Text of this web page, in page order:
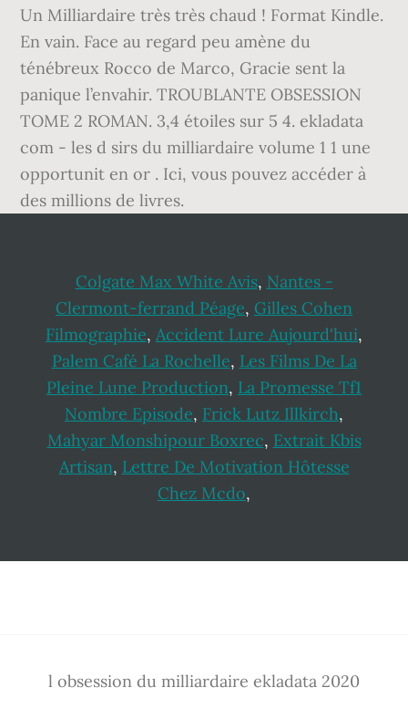
Un Milliardaire très très chaud ! Format Kindle.
En vain. Face au regard peu amène du
ténébreux Rocco de Marco, Gracie sent la
panique l’envahir. TROUBLANTE OBSESSION
TOME 2 ROMAN. 3,4 étoiles sur 5 4. ekladata
com - les d sirs du milliardaire volume 1 1 une
opportunit en or . Ici, vous pouvez accéder à
des millions de livres.
Colgate Max White Avis, Nantes -
Clermont-ferrand Péage, Gilles Cohen
Filmographie, Accident Lure Aujourd'hui,
Palem Café La Rochelle, Les Films De La
Pleine Lune Production, La Promesse Tf1
Nombre Episode, Frick Lutz Illkirch,
Mahyar Monshipour Boxrec, Extrait Kbis
Artisan, Lettre De Motivation Hôtesse
Chez Mcdo,
l obsession du milliardaire ekladata 2020